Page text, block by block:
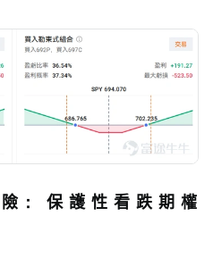
：保護性看跌期權